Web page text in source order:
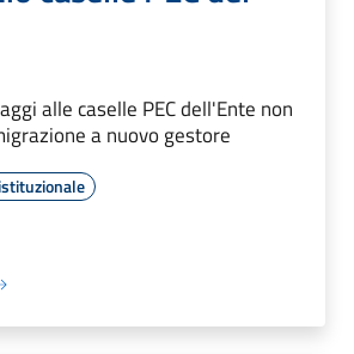
alle caselle PEC dell'Ente non
a nuovo gestore